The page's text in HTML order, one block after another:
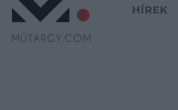
HÍREK